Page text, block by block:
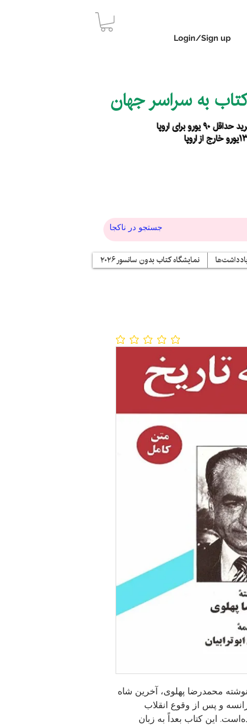
Login/Sign up
به سراسر جهان
یورو برای اروپا
نمایشگاه کتاب بدون سانسور ۲۰۲۶
محمدرضا پهلوی، آخرین شاه
و پس از وقوع انقلاب
نگاشته شده‌است. این کتاب بعداً به زبان
No ratings yet